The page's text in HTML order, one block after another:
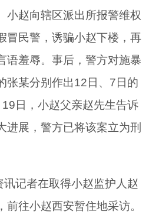
小赵向辖区派出所报警维权
冒民警，诱骗小赵下楼，再
语羞辱。事后，警方对施暴
张某分别作出12日、7日的
日，小赵父亲赵先生告诉
进展，警方已将该案立为刑
记者在取得小赵监护人赵
前往小赵西安暂住地采访。